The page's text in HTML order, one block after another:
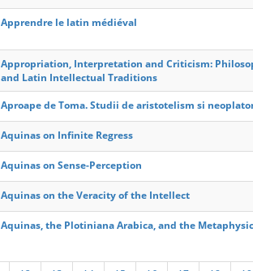
Apprendre le latin médiéval
Appropriation, Interpretation and Criticism:
and Latin Intellectual Traditions
Aproape de Toma. Studii de aristotelism si
Aquinas on Infinite Regress
Aquinas on Sense-Perception
Aquinas on the Veracity of the Intellect
Aquinas, the Plotiniana Arabica, and the